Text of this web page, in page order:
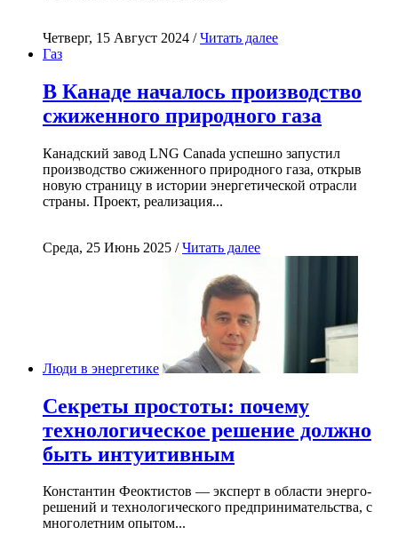
Четверг, 15 Август 2024 /Читать далее
Газ
В Канаде началось производство
сжиженного природного газа
Канадский завод LNG Canada успешно запустил
производство сжиженного природного газа, открыв
новую страницу в истории энергетической отрасли
страны. Проект, реализация...
Среда, 25 Июнь 2025 /Читать далее
Люди в энергетике
Секреты простоты: почему
технологическое решение должно
быть интуитивным
Константин Феоктистов — эксперт в области энерго-
решений и технологического предпринимательства, с
многолетним опытом...